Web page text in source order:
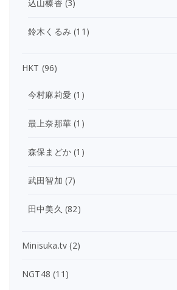
込山榛香 (3)
鈴木くるみ (11)
HKT (96)
今村麻莉愛 (1)
最上奈那華 (1)
森保まどか (1)
武田智加 (7)
田中美久 (82)
Minisuka.tv (2)
NGT48 (11)